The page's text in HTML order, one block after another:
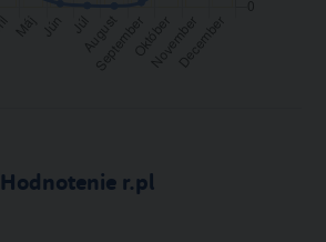
Hodnotenie r.pl